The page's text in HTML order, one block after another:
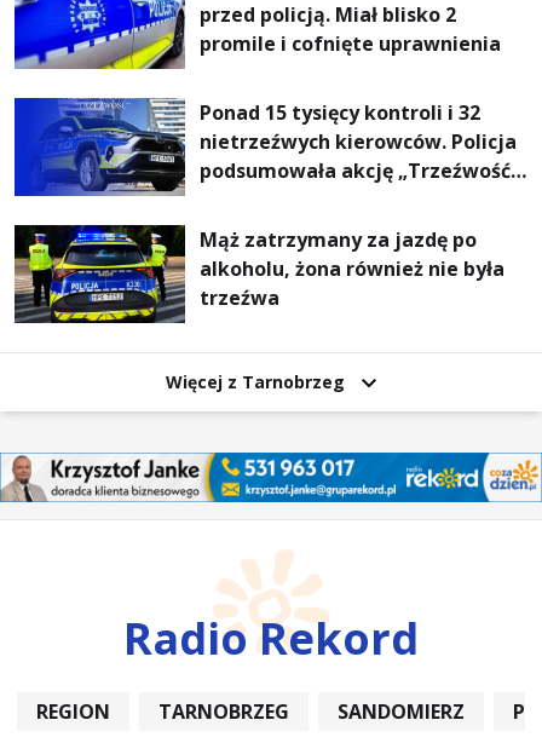
powietrze
przed policją. Miał blisko 2
promile i cofnięte uprawnienia
Ponad 15 tysięcy kontroli i 32
nietrzeźwych kierowców. Policja
podsumowała akcję „Trzeźwość”
Mąż zatrzymany za jazdę po
alkoholu, żona również nie była
trzeźwa
Więcej z Tarnobrzeg
Radio Rekord
REGION TARNOBRZEG SANDOMIERZ